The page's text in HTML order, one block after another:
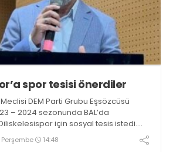
spor tesisi önerdiler
DEM Parti Grubu Eşsözcüsü
– 2024 sezonunda BAL’da
için sosyal tesis istedi.
Şayir “İlgileniyormuş” gibi
Ömeroğlu seçim öncesi sözlerini
14:48